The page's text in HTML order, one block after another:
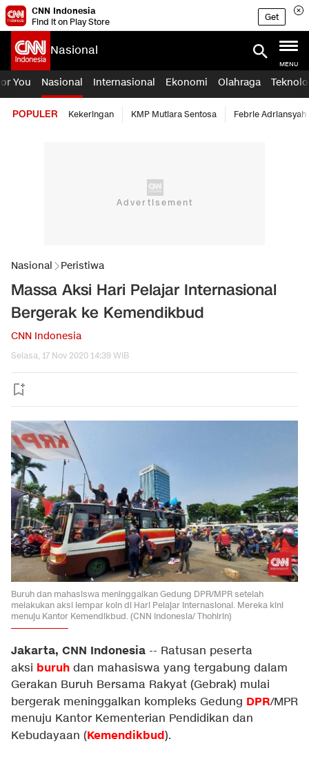
CNN Indonesia
Find it on Play Store
Get
Nasional
MENU
You Nasional Internasional Ekonomi Olahraga
POPULER Kekeringan KMP Mutiara Sentosa Febrie Adriansyah
Nasional Peristiwa
Massa Aksi Hari Pelajar Internasional
Bergerak ke Kemendikbud
CNN Indonesia
Selasa, 17 Nov 2020 14:39 WIB
Buruh dan mahasiswa meninggalkan Gedung DPR/MPR setelah
melakukan aksi lempar koin di Hari Pelajar Internasional. Mereka kini
menuju Kantor Kemendikbud. (CNN Indonesia/ Thohirin)
Jakarta, CNN Indonesia -- Ratusan peserta
aksi buruh dan mahasiswa yang tergabung dalam
Gerakan Buruh Bersama Rakyat (Gebrak) mulai
bergerak meninggalkan kompleks Gedung DPR/MPR
menuju Kantor Kementerian Pendidikan dan
Kebudayaan (Kemendikbud).